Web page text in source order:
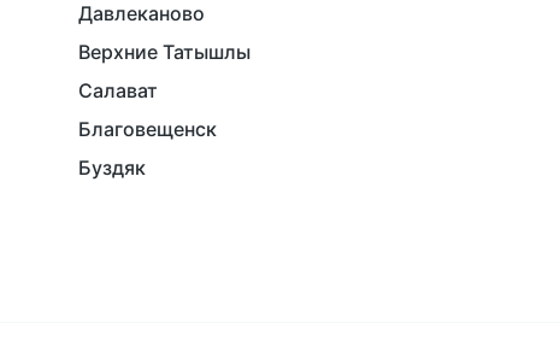
Давлеканово
Верхние Татышлы
Салават
Благовещенск
Буздяк